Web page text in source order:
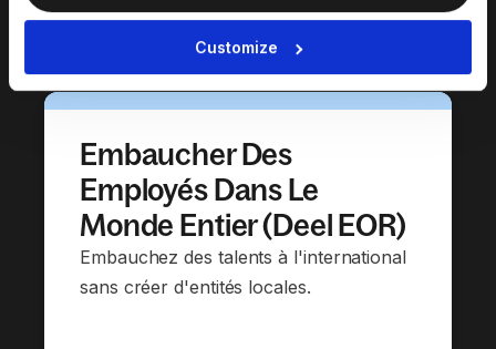
Customize
Intégrations RH et comptables
Embaucher Des
Employés Dans Le
Monde Entier (Deel EOR)
Embauchez des talents à l'international
sans créer d'entités locales.